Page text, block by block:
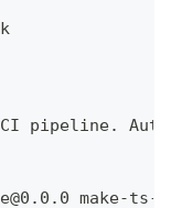
pipeline.
make-